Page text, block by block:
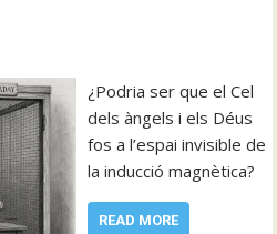
¿Podria ser que el Cel
dels àngels i els Déus
fos a l’espai invisible de
la inducció magnètica?
READ MORE